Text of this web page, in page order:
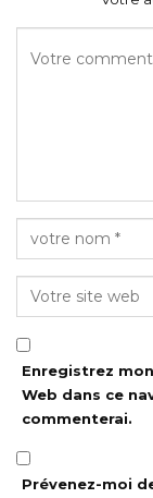
Enregistrez
Web dans ce
commenterai.
Prévenez-moi